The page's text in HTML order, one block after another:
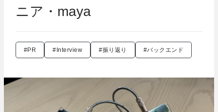
ニア・maya
#PR #Interview #振り返り #バックエンド